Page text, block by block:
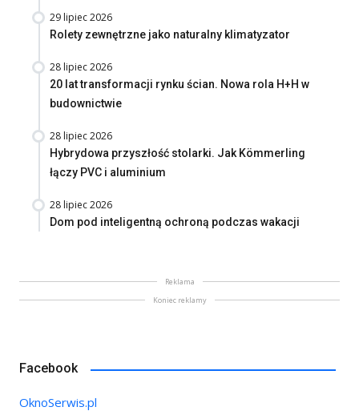
29 lipiec 2026
Rolety zewnętrzne jako naturalny klimatyzator
28 lipiec 2026
20 lat transformacji rynku ścian. Nowa rola H+H w
budownictwie
28 lipiec 2026
Hybrydowa przyszłość stolarki. Jak Kömmerling
łączy PVC i aluminium
28 lipiec 2026
Dom pod inteligentną ochroną podczas wakacji
Reklama
Koniec reklamy
Facebook
OknoSerwis.pl